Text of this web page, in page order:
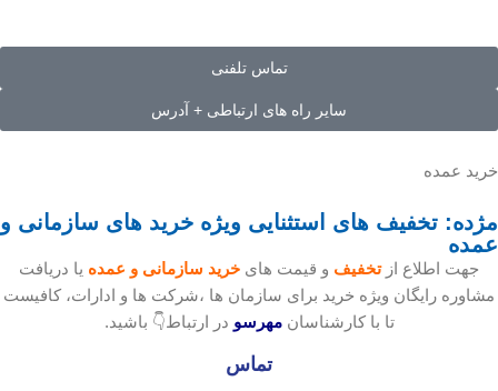
تماس تلفنی
سایر راه های ارتباطی + آدرس
خرید عمده
مژده: تخفیف های استثنایی ویژه خرید های سازمانی و
عمده
جهت اطلاع ازتخفیف و قیمت های خرید سازمانی و عمده یا دریافت
مشاوره رایگان ویژه خرید برای سازمان ها ،شرکت ها و ادارات، کافیست
تا با کارشناسانمهرسو در ارتباط👇 باشید.
تماس